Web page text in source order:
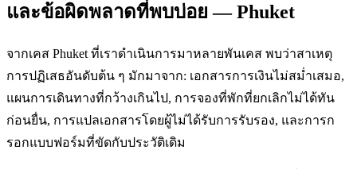
และข้อผิดพลาดที่พบบ่อย — Phuket
จากเคส Phuket ที่เราดำเนินการมาหลายพันเคส พบว่าสาเหตุ
การปฏิเสธอันดับต้น ๆ มักมาจาก: เอกสารการเงินไม่สม่ำเสมอ,
แผนการเดินทางที่กว้างเกินไป, การจองที่พักที่ยกเลิกไม่ได้ทัน
ก่อนยื่น, การแปลเอกสารโดยผู้ไม่ได้รับการรับรอง, และการก
รอกแบบฟอร์มที่ขัดกับประวัติเดิม